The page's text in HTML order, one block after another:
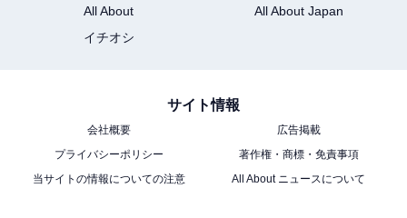
クアップ電源 節電 停電対策 PSE認証済 純正弦波
MPPT制御 車中泊 キャンプ アウトドア 防災グッズ 非常
Jackery「JE-300D」
All About
All About Japan
イチオシ
サイト情報
会社概要
広告掲載
プライバシーポリシー
著作権・商標・免責事項
当サイトの情報についての注意
All About ニュースについて